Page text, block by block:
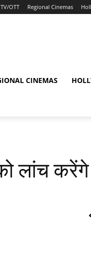
TV/OTT Regional Cinemas
CINEMAS
लांच करेंगे